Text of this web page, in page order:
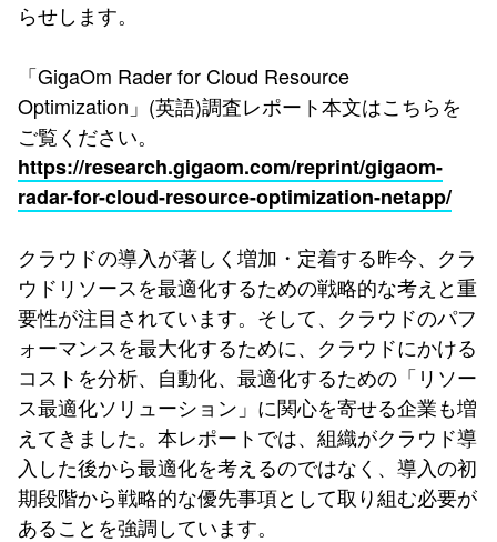
らせします。
「GigaOm Rader for Cloud Resource
Optimization」(英語)調査レポート本文はこちらを
ご覧ください。
https://research.gigaom.com/reprint/gigaom-
radar-for-cloud-resource-optimization-netapp/
クラウドの導入が著しく増加・定着する昨今、クラ
ウドリソースを最適化するための戦略的な考えと重
要性が注目されています。そして、クラウドのパフ
ォーマンスを最大化するために、クラウドにかける
コストを分析、自動化、最適化するための「リソー
ス最適化ソリューション」に関心を寄せる企業も増
えてきました。本レポートでは、組織がクラウド導
入した後から最適化を考えるのではなく、導入の初
期段階から戦略的な優先事項として取り組む必要が
あることを強調しています。